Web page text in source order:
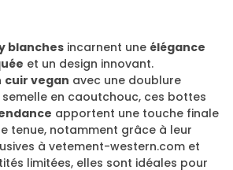
blanches incarnent une élégance
et un design innovant.
cuir vegan avec une doublure
en caoutchouc, ces bottes
apportent une touche finale
tenue, notamment grâce à leur
à vetement-western.com et
limitées, elles sont idéales pour